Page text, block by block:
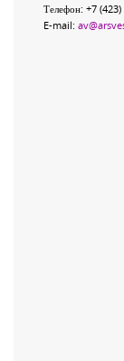
Телефон: +7
E-mail: